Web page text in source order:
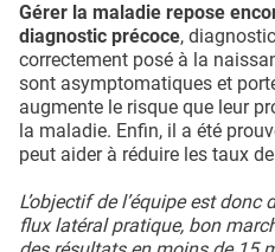
Gérer la maladie repose
diagnostic précoce,
correctement posé à la
sont asymptomatiques et
augmente le risque que leur
la maladie. Enfin, il a été
peut aider à réduire les taux
L’objectif de l’équipe est
flux latéral pratique, bon